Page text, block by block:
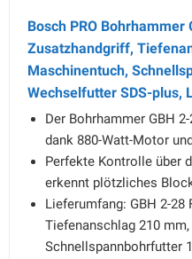
Bosch PRO Bohrhammer
Zusatzhandgriff,
Maschinentuch,
Wechselfutter SDS-plus,
Der Bohrhammer GBH
dank 880-Watt-Motor
Perfekte Kontrolle über
erkennt plötzliches
Lieferumfang: GBH 2-28
Tiefenanschlag 210
Schnellspannbohrfutter